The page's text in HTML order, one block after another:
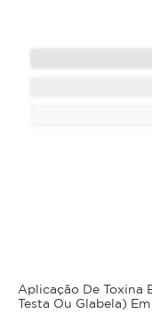
Aplicação De Toxina
Testa Ou Glabela)